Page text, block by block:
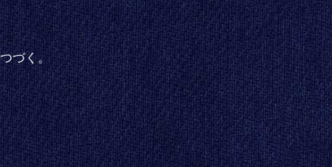
づく。